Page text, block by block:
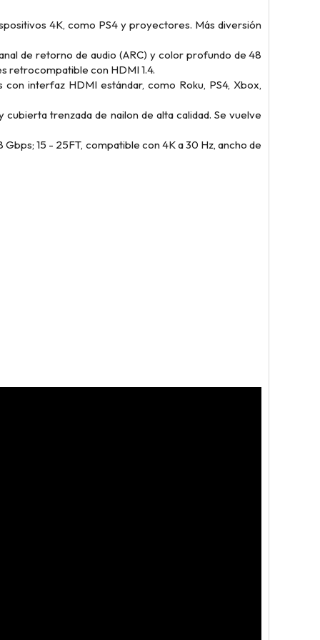
4K, como PS4 y proyectores. Más diversión
de retorno de audio (ARC) y color profundo de 48
retrocompatible con HDMI 1.4.
interfaz HDMI estándar, como Roku, PS4, Xbox,
trenzada de nailon de alta calidad. Se vuelve
15 - 25FT, compatible con 4K a 30 Hz, ancho de